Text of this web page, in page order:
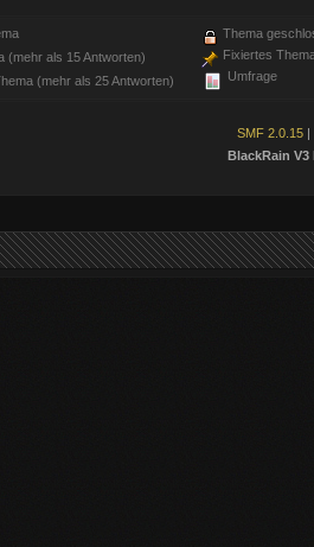
(mehr als 15 Antworten)
(mehr als 25 Antworten)
Thema
Fixiertes
Umfrage
SMF 2.0.15 |
BlackRain V3